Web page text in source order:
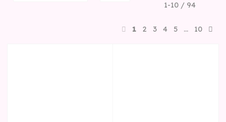
1-10 / 94
1 2 3 4 5 … 10